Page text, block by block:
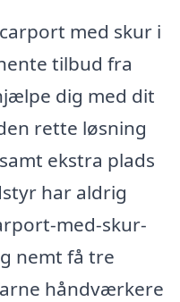
med skur i
tilbud fra
dig med dit
rette løsning
ekstra plads
har aldrig
med-skur-
nemt få tre
håndværkere